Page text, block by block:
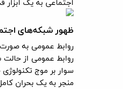
اجتماعی به یک ابزار
ظهور شبکه‌های
روابط عمومی به
روابط عمومی از حالت
سوار بر موج
منجر به یک بحران